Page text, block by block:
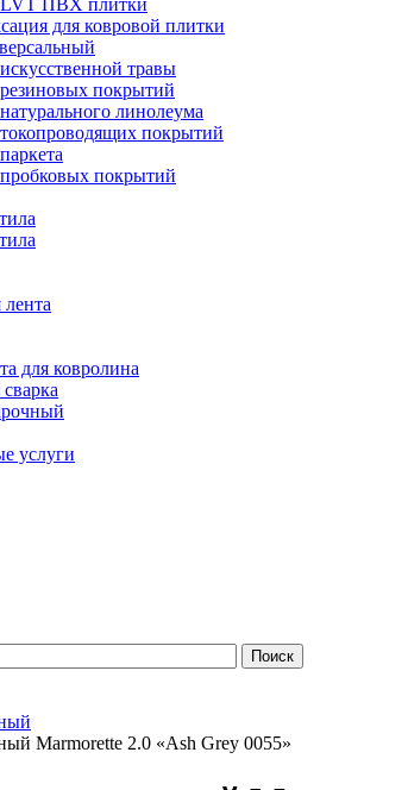
LVT ПВХ плитки
для ковровой плитки
травы
покрытий
линолеума
покрытий
покрытий
для ковролина
услуги
Marmorette 2.0 «Ash Grey 0055»